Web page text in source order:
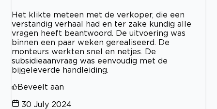
Het klikte meteen met de verkoper, die een
verstandig verhaal had en ter zake kundig alle
vragen heeft beantwoord. De uitvoering was
binnen een paar weken gerealiseerd. De
monteurs werkten snel en netjes. De
subsidieaanvraag was eenvoudig met de
bijgeleverde handleiding.
Beveelt aan
30 July 2024